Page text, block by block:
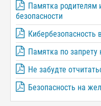
Памятка родителям
безопасности
Кибербезопасность
Памятка по запрету
Не забудте
Безопасность на